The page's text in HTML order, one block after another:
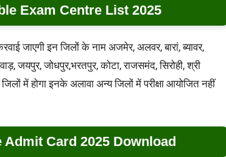
Exam Centre List 2025
जाएगी इन जिलों के नाम अजमेर, अलवर, बारां, ब्यावर,
जयपुर, जोधपुर,भरतपुर, कोटा, राजसमंद, सिरोही, श्री
में होगा इनके अलावा अन्य जिलों में परीक्षा आयोजित नहीं
Card 2025 Download